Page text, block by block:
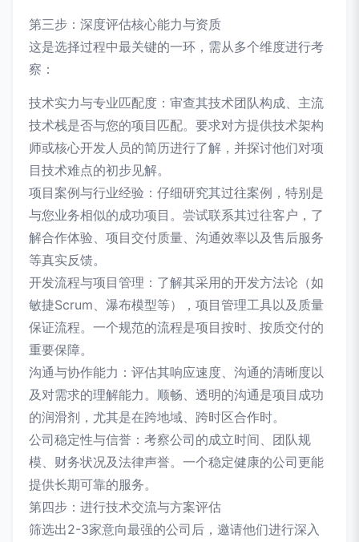
第三步：深度评估核心能力与资质
这是选择过程中最关键的一环，需从多个维度进行考
察：
技术实力与专业匹配度：审查其技术团队构成、主流
技术栈是否与您的项目匹配。要求对方提供技术架构
师或核心开发人员的简历进行了解，并探讨他们对项
目技术难点的初步见解。
项目案例与行业经验：仔细研究其过往案例，特别是
与您业务相似的成功项目。尝试联系其过往客户，了
解合作体验、项目交付质量、沟通效率以及售后服务
等真实反馈。
开发流程与项目管理：了解其采用的开发方法论（如
敏捷Scrum、瀑布模型等），项目管理工具以及质量
保证流程。一个规范的流程是项目按时、按质交付的
重要保障。
沟通与协作能力：评估其响应速度、沟通的清晰度以
及对需求的理解能力。顺畅、透明的沟通是项目成功
的润滑剂，尤其是在跨地域、跨时区合作时。
公司稳定性与信誉：考察公司的成立时间、团队规
模、财务状况及法律声誉。一个稳定健康的公司更能
提供长期可靠的服务。
第四步：进行技术交流与方案评估
筛选出2-3家意向最强的公司后，邀请他们进行深入